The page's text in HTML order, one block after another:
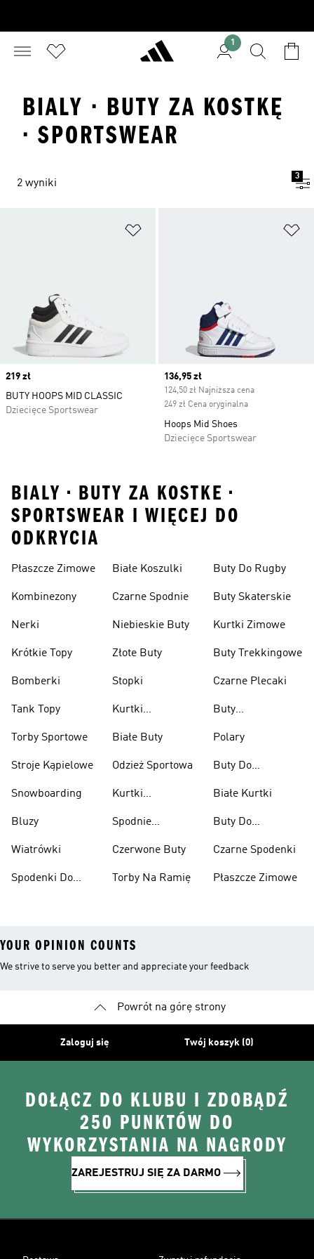
1
BIALY · BUTY ZA KOSTKĘ
· SPORTSWEAR
2 wyniki
3
Price
219 zł
BUTY HOOPS MID CLASSIC
Dziecięce Sportswear
Current price
136,95 zł
124,50 zł Najniższa cena
249 zł Cena oryginalna
Hoops Mid Shoes
Dziecięce Sportswear
BIALY • BUTY ZA KOSTKE •
SPORTSWEAR I WIĘCEJ DO
ODKRYCIA
Płaszcze Zimowe
Kombinezony
Nerki
Krótkie Topy
Bomberki
Tank Topy
Torby Sportowe
Stroje Kąpielowe
Snowboarding
Bluzy
Wiatrówki
Spodenki Do
Białe Koszulki
Czarne Spodnie
Niebieskie Buty
Złote Buty
Stopki
Kurtki
Białe Buty
Odzież Sportowa
Kurtki
Spodnie
Czerwone Buty
Torby Na Ramię
Buty Do Rugby
Buty Skaterskie
Kurtki Zimowe
Buty Trekkingowe
Czarne Plecaki
Buty
Polary
Buty Do
Ciężarów
Białe Kurtki
Buty Do
Czarne Spodenki
Płaszcze Zimowe
YOUR OPINION COUNTS
We strive to serve you better and appreciate your feedback
Powrót na górę strony
Zaloguj się Twój koszyk (0)
DOŁĄCZ DO KLUBU I ZDOBĄDŹ
250 PUNKTÓW DO
WYKORZYSTANIA NA NAGRODY
ZAREJESTRUJ SIĘ ZA DARMO